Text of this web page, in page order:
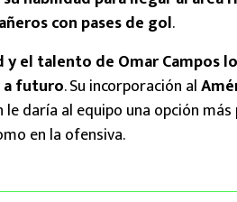
con pases de gol.
y el talento de Omar Campos
a futuro. Su incorporación al
le daría al equipo una opción
en la ofensiva.